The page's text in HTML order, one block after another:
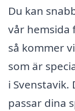
Du kan
vår hemsida
så kommer
som är
i
passar dina